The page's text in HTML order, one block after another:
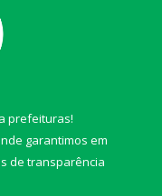
prefeituras!
garantimos em
de transparência